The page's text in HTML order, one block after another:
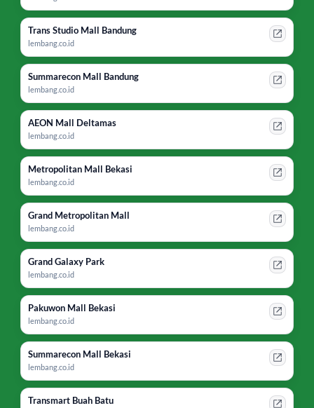
Trans Studio Mall Bandung
lembang.co.id
Summarecon Mall Bandung
lembang.co.id
AEON Mall Deltamas
lembang.co.id
Metropolitan Mall Bekasi
lembang.co.id
Grand Metropolitan Mall
lembang.co.id
Grand Galaxy Park
lembang.co.id
Pakuwon Mall Bekasi
lembang.co.id
Summarecon Mall Bekasi
lembang.co.id
Transmart Buah Batu